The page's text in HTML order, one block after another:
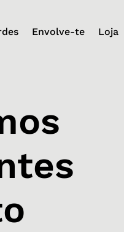
Envolve-te Loja